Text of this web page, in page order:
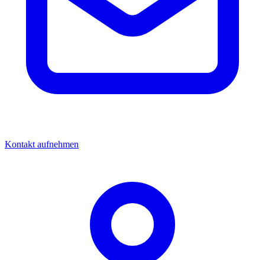
Kontakt aufnehmen